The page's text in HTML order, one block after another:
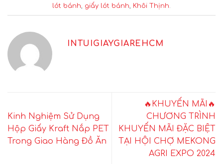
lót bánh, giấy lót bánh, Khôi Thịnh.
INTUIGIAYGIAREHCM
Kinh Nghiệm Sử Dụng
Hộp Giấy Kraft Nắp PET
Trong Giao Hàng Đồ Ăn
🔥KHUYẾN MÃI🔥
CHƯƠNG TRÌNH
KHUYẾN MÃI ĐẶC BIỆT
TẠI HỘI CHỢ MEKONG
AGRI EXPO 2024